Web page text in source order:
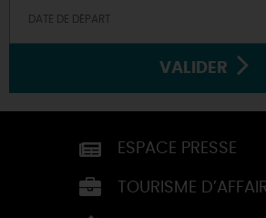
VALIDER
ESPACE PRESSE
TOURISME